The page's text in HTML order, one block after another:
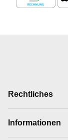
Rechtliches
Informationen